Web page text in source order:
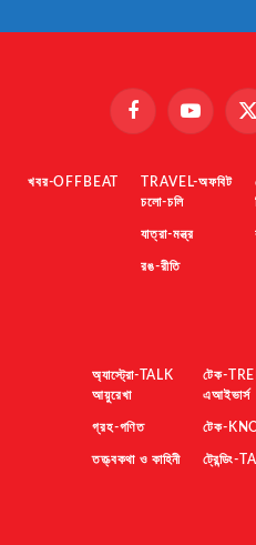
FacebookYouTube X
খবর-OFFBEAT
TRAVEL-অফবিট
চলো-চলি
যাত্রা-মন্ত্র
রঙ-রীতি
অ্যাস্ট্রো-TALK
আয়ুরেখা
গ্রহ-গণিত
তত্ত্বকথা ও কাহিনী
টেক-
এআইভার্স
টেক-
ট্রেন্ডিং-